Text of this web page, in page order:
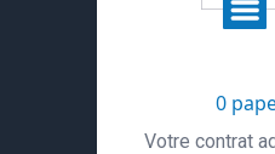
0
Votre contrat